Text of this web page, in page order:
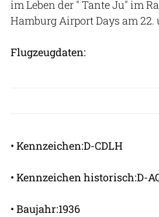
im Leben der " Tante Ju" im
Hamburg Airport Days am 22.
Flugzeugdaten:
• Kennzeichen:D-CDLH
• Kennzeichen historisch:D-
• Baujahr:1936